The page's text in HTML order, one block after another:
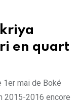
en quart
1er mai de Boké
2015-2016 encore